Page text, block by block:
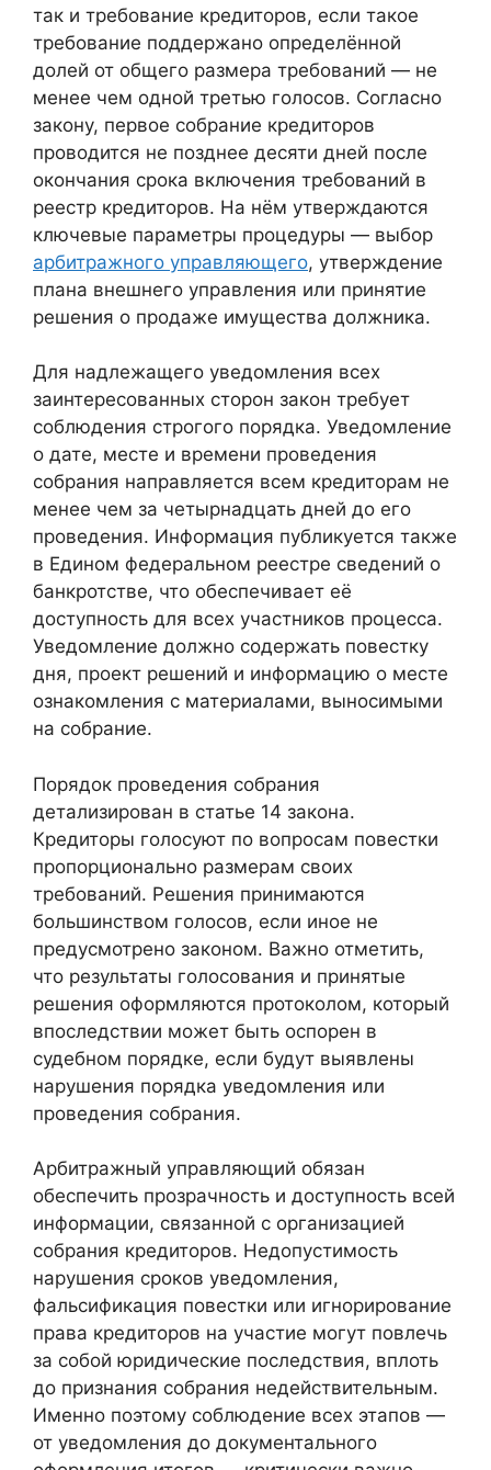
так и требование кредиторов, если такое
требование поддержано определённой
долей от общего размера требований — не
менее чем одной третью голосов. Согласно
закону, первое собрание кредиторов
проводится не позднее десяти дней после
окончания срока включения требований в
реестр кредиторов. На нём утверждаются
ключевые параметры процедуры — выбор
арбитражного управляющего, утверждение
плана внешнего управления или принятие
решения о продаже имущества должника.
Для надлежащего уведомления всех
заинтересованных сторон закон требует
соблюдения строгого порядка. Уведомление
о дате, месте и времени проведения
собрания направляется всем кредиторам не
менее чем за четырнадцать дней до его
проведения. Информация публикуется также
в Едином федеральном реестре сведений о
банкротстве, что обеспечивает её
доступность для всех участников процесса.
Уведомление должно содержать повестку
дня, проект решений и информацию о месте
ознакомления с материалами, выносимыми
на собрание.
Порядок проведения собрания
детализирован в статье 14 закона.
Кредиторы голосуют по вопросам повестки
пропорционально размерам своих
требований. Решения принимаются
большинством голосов, если иное не
предусмотрено законом. Важно отметить,
что результаты голосования и принятые
решения оформляются протоколом, который
впоследствии может быть оспорен в
судебном порядке, если будут выявлены
нарушения порядка уведомления или
проведения собрания.
Арбитражный управляющий обязан
обеспечить прозрачность и доступность всей
информации, связанной с организацией
собрания кредиторов. Недопустимость
нарушения сроков уведомления,
фальсификация повестки или игнорирование
права кредиторов на участие могут повлечь
за собой юридические последствия, вплоть
до признания собрания недействительным.
Именно поэтому соблюдение всех этапов —
от уведомления до документального